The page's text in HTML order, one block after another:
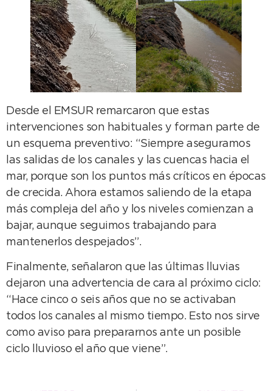
Desde el EMSUR remarcaron que estas
intervenciones son habituales y forman parte de
un esquema preventivo: “Siempre aseguramos
las salidas de los canales y las cuencas hacia el
mar, porque son los puntos más críticos en épocas
de crecida. Ahora estamos saliendo de la etapa
más compleja del año y los niveles comienzan a
bajar, aunque seguimos trabajando para
mantenerlos despejados”.
Finalmente, señalaron que las últimas lluvias
dejaron una advertencia de cara al próximo ciclo:
“Hace cinco o seis años que no se activaban
todos los canales al mismo tiempo. Esto nos sirve
como aviso para prepararnos ante un posible
ciclo lluvioso el año que viene”.